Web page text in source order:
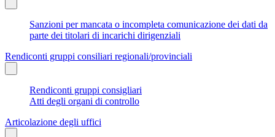
Sanzioni per mancata o incompleta comunicazione dei dati da
parte dei titolari di incarichi dirigenziali
Rendiconti gruppi consiliari regionali/provinciali
Rendiconti gruppi consigliari
Atti degli organi di controllo
Articolazione degli uffici